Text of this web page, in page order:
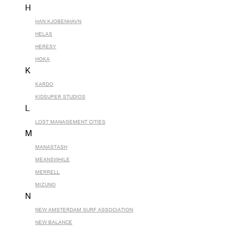
H
HAN KJOBENHAVN
HELAS
HERESY
HOKA
K
KARDO
KIDSUPER STUDIOS
L
LOST MANAGEMENT CITIES
M
MANASTASH
MEANSWHILE
MERRELL
MIZUNO
N
NEW AMSTERDAM SURF ASSOCIATION
NEW BALANCE